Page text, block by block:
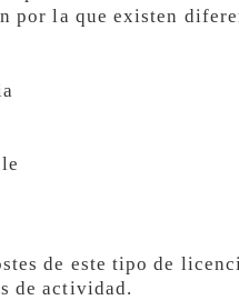
por la que existen
de este tipo de
de actividad.